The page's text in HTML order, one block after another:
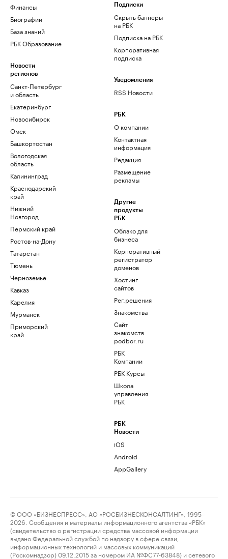
Финансы
Биографии
База знаний
РБК Образование
Новости
регионов
Санкт-Петербург
и область
Екатеринбург
Новосибирск
Омск
Башкортостан
Вологодская
область
Калининград
Краснодарский
край
Нижний
Новгород
Пермский край
Ростов-на-Дону
Татарстан
Тюмень
Черноземье
Кавказ
Карелия
Мурманск
Приморский
край
Подписки
Скрыть баннеры
на РБК
Подписка на РБК
Корпоративная
подписка
Уведомления
RSS Новости
РБК
О компании
Контактная
информация
Редакция
Размещение
рекламы
Другие
продукты
РБК
Облако для
бизнеса
Корпоративный
регистратор
доменов
Хостинг
сайтов
Рег.решения
Знакомства
Сайт
знакомств
podbor.ru
РБК
Компании
РБК Курсы
Школа
управления
РБК
РБК
Новости
iOS
Android
AppGallery
© ООО «БИЗНЕСПРЕСС», АО «РОСБИЗНЕСКОНСАЛТИНГ», 1995–
2026. Сообщения и материалы информационного агентства «РБК»
(свидетельство о регистрации средства массовой информации
выдано Федеральной службой по надзору в сфере связи,
информационных технологий и массовых коммуникаций
(Роскомнадзор) 09.12.2015 за номером ИА №ФС77-63848) и сетевого